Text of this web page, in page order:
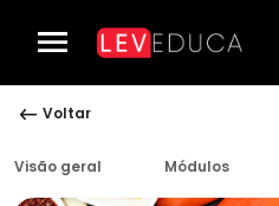
Voltar
Visão geral Módulos